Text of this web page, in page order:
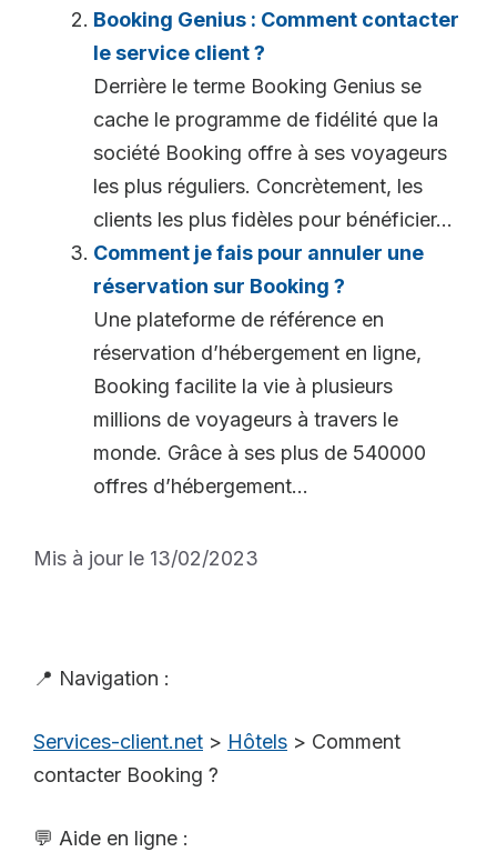
Booking Genius : Comment contacter
le service client ?
Derrière le terme Booking Genius se
cache le programme de fidélité que la
société Booking offre à ses voyageurs
les plus réguliers. Concrètement, les
clients les plus fidèles pour bénéficier...
Comment je fais pour annuler une
réservation sur Booking ?
Une plateforme de référence en
réservation d’hébergement en ligne,
Booking facilite la vie à plusieurs
millions de voyageurs à travers le
monde. Grâce à ses plus de 540000
offres d’hébergement...
Mis à jour le 13/02/2023
📍 Navigation :
Services-client.net > Hôtels > Comment
contacter Booking ?
💬 Aide en ligne :